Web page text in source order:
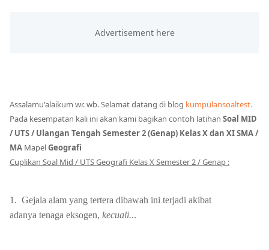
Assalamu'alaikum wr. wb.Selamat datang di blog kumpulansoaltest.
Pada kesempatan kali ini akan kami bagikan contoh latihan Soal MID
/ UTS / Ulangan Tengah Semester 2 (Genap) Kelas X dan XI SMA /
MA MapelGeografi
Cuplikan Soal Mid / UTS Geografi Kelas X Semester 2 / Genap :
1. Gejala alam yang tertera dibawah ini terjadi akibat
adanya tenaga eksogen, kecuali...